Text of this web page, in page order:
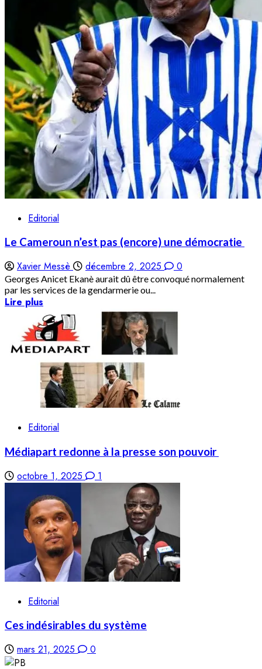
Editorial
Le Cameroun n’est pas (encore) une démocratie
Xavier Messè décembre 2, 2025 0
Georges Anicet Ekanè aurait dû être convoqué normalement
par les services de la gendarmerie ou...
Lire plus
Editorial
Médiapart redonne à la presse son pouvoir
octobre 1, 2025 1
Editorial
Ces indésirables du système
mars 21, 2025 0